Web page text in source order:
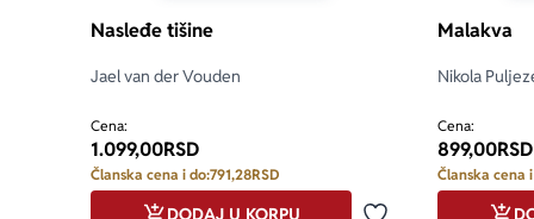
Nasleđe tišine
Jael van der Vouden
Cena:
1.099,00RSD
Članska cena i do:791,28RSD
DODAJ U KORPU
Malakva
Nikola
Cena:
899,00RSD
Članska cena